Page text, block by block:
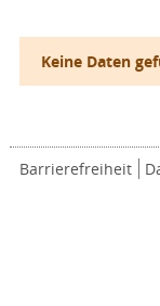
Keine Daten
Barrierefreiheit